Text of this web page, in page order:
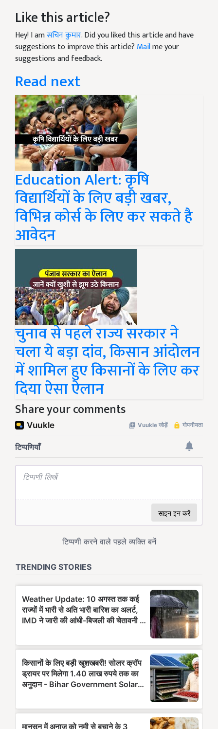
Like this article?
Hey! I amसचिन कुमार. Did you liked this article and have
suggestions to improve this article? Mailme your
suggestions and feedback.
Read next
Education Alert: कृषि
विद्यार्थियों के लिए बड़ी खबर,
विभिन्न कोर्स के लिए कर सकते है
आवेदन
चुनाव से पहले राज्य सरकार ने
चला ये बड़ा दांव, किसान आंदोलन
में शामिल हुए किसानों के लिए कर
दिया ऐसा ऐलान
Share your comments